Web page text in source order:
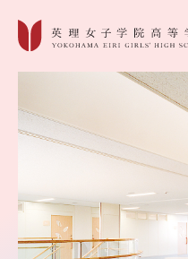
英理女子学院について
英理女子学院の教育
コース紹介